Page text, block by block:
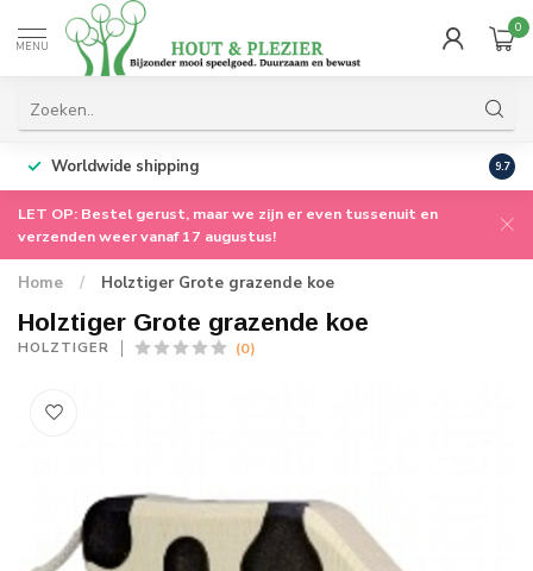
MENU
0
Worldwide shipping 9.7
LET OP: Bestel gerust, maar we zijn er even tussenuit en
verzenden weer vanaf 17 augustus!
Home / Holztiger Grote grazende koe
Holztiger Grote grazende koe
HOLZTIGER (0)